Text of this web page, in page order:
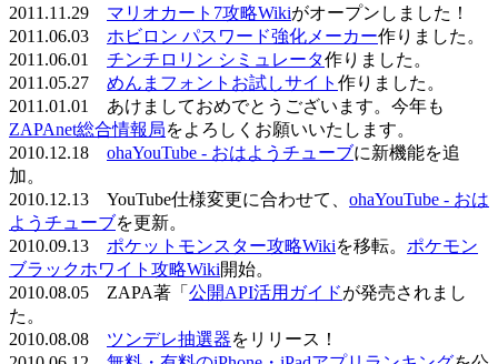
2011.11.29 マリオカート7攻略Wikiがオープンしました！
2011.06.03 ホビロン パスワード強化メーカー作りました。
2011.06.01 チンチロリン シミュレータ作りました。
2011.05.27 めんまフォントお試しサイト 作りました。
2011.01.01 あけましておめでとうございます。今年も
ZAPAnet総合情報局をよろしくお願いいたします。
2010.12.18 ohaYouTube - おはようチューブに新機能を追
加。
2010.12.13 YouTube仕様変更に合わせて、 ohaYouTube - おは
ようチューブを更新。
2010.09.13 ポケットモンスター攻略Wikiを移転。 ポケモン
ブラックホワイト攻略Wiki開始。
2010.08.05 ZAPA著「 公開API活用ガイドが発売されまし
た。
2010.08.08 ツンデレ抽選器をリリース！